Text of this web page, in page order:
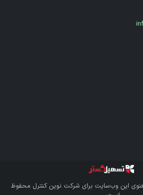
این وب‌سایت برای شرکت نوین کنترل محفوظ